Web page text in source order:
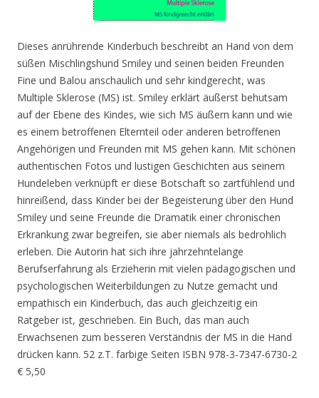
Dieses anrührende Kinderbuch beschreibt an Hand von dem
süßen Mischlingshund Smiley und seinen beiden Freunden
Fine und Balou anschaulich und sehr kindgerecht, was
Multiple Sklerose (MS) ist. Smiley erklärt äußerst behutsam
auf der Ebene des Kindes, wie sich MS äußern kann und wie
es einem betroffenen Elternteil oder anderen betroffenen
Angehörigen und Freunden mit MS gehen kann. Mit schönen
authentischen Fotos und lustigen Geschichten aus seinem
Hundeleben verknüpft er diese Botschaft so zartfühlend und
hinreißend, dass Kinder bei der Begeisterung über den Hund
Smiley und seine Freunde die Dramatik einer chronischen
Erkrankung zwar begreifen, sie aber niemals als bedrohlich
erleben. Die Autorin hat sich ihre jahrzehntelange
Berufserfahrung als Erzieherin mit vielen pädagogischen und
psychologischen Weiterbildungen zu Nutze gemacht und
empathisch ein Kinderbuch, das auch gleichzeitig ein
Ratgeber ist, geschrieben. Ein Buch, das man auch
Erwachsenen zum besseren Verständnis der MS in die Hand
drücken kann. 52 z.T. farbige Seiten ISBN 978-3-7347-6730-2
€ 5,50